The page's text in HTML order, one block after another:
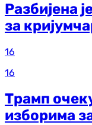
Разбијена
за
16
16
Трамп
изборима